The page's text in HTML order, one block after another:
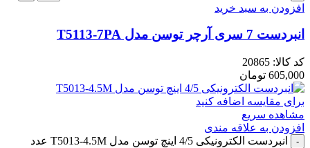
افزودن به سبد خرید
انبردست 7 سری آرچر توسن مدل T5113-7PA
کد کالا: 20865
605,000 تومان
برای مقایسه اضافه کنید
مشاهده سریع
افزودن به علاقه مندی
انبردست الکترونیکی 4/5 اینچ توسن مدل T5013-4.5M عدد